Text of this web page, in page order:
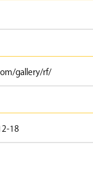
gallery/rf/
18